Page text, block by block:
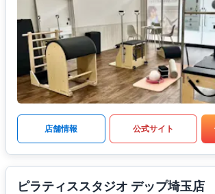
店舗情報 公式サイト
ピラティススタジオ デップ埼玉店